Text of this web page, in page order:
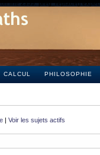
line2355:preg_replace()
CALCUL PHILOSOPHIE
| Voir les sujets actifs